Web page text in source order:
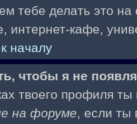
тебе делать это
интернет-кафе,
началу
чтобы я не
твоего профиля
на форуме, если